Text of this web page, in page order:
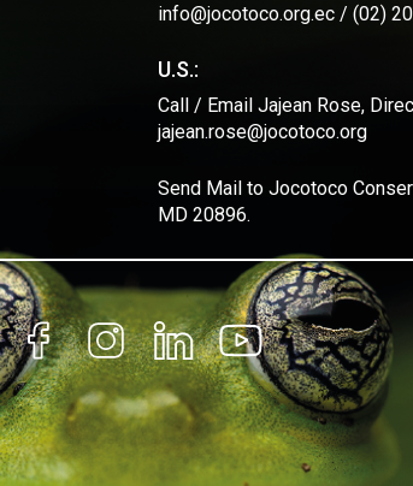
info@jocotoco.org.ec / (02)
U.S.:
Call / Email Jajean Rose,
jajean.rose@jocotoco.org
Send Mail to Jocotoco
MD 20896.